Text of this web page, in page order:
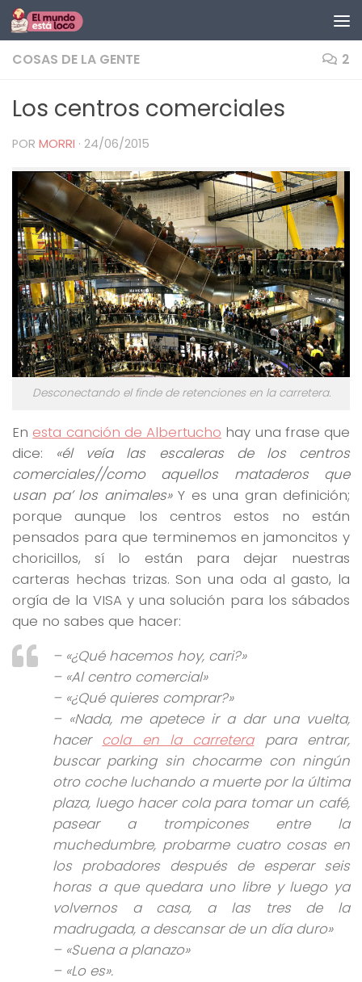
Saltar al contenido
COSAS DE LA GENTE 2
Los centros comerciales
POR MORRI · 24/06/2015
Desconectando el finde de retenciones en la carretera.
En esta canción de Albertucho hay una frase que
dice: «él veía las escaleras de los centros
comerciales//como aquellos mataderos que
usan pa’ los animales»Y es una gran definición;
porque aunque los centros estos no están
pensados para que terminemos en jamoncitos y
choricillos, sí lo están para dejar nuestras
carteras hechas trizas. Son una oda al gasto, la
orgía de la VISA y una solución para los sábados
que no sabes que hacer:
– «¿Qué hacemos hoy, cari?»
– «Al centro comercial»
– «¿Qué quieres comprar?»
– «Nada, me apetece ir a dar una vuelta,
hacer cola en la carreterapara entrar,
buscar parking sin chocarme con ningún
otro coche luchando a muerte por la última
plaza, luego hacer cola para tomar un café,
pasear a trompicones entre la
muchedumbre, probarme cuatro cosas en
los probadores después de esperar seis
horas a que quedara uno libre y luego ya
volvernos a casa, a las tres de la
madrugada, a descansar de un día duro»
– «Suena a planazo»
– «Lo es».